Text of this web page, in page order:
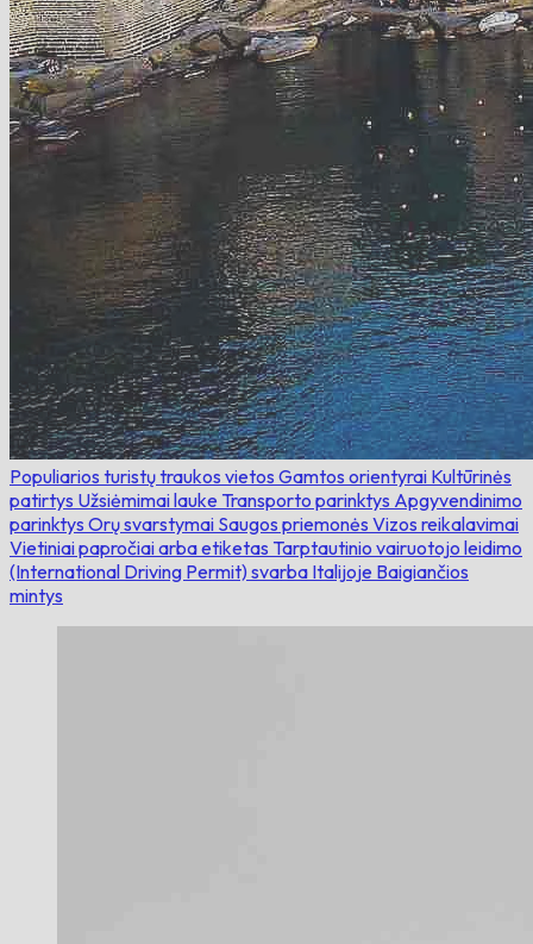
Populiarios turistų traukos vietos Gamtos orientyrai Kultūrinės
patirtys Užsiėmimai lauke Transporto parinktys Apgyvendinimo
parinktys Orų svarstymai Saugos priemonės Vizos reikalavimai
Vietiniai papročiai arba etiketas Tarptautinio vairuotojo leidimo
(International Driving Permit) svarba Italijoje Baigiančios
mintys